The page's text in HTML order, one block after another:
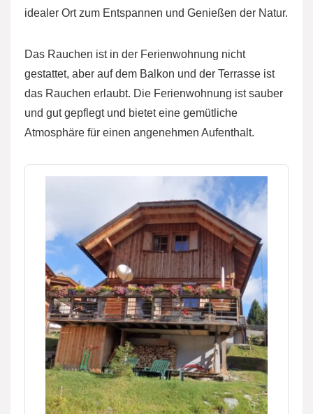
idealer Ort zum Entspannen und Genießen der Natur.
Das Rauchen ist in der Ferienwohnung nicht
gestattet, aber auf dem Balkon und der Terrasse ist
das Rauchen erlaubt. Die Ferienwohnung ist sauber
und gut gepflegt und bietet eine gemütliche
Atmosphäre für einen angenehmen Aufenthalt.